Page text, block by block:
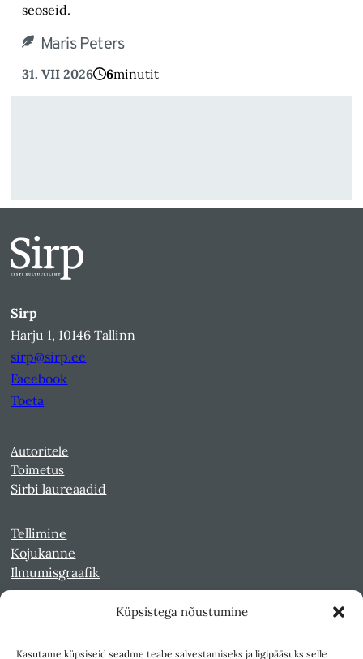
Küpsistega nõustumine
Kasutame küpsiseid seadme teabe salvestamiseks ja ligipääsuks selle
seoseid.
Maris Peters
31. VII 2026 6minutit
Sirp
Harju 1, 10146 Tallinn
sirp@sirp.ee
Facebook
Toeta
Autoritele
Toimetus
Sirbi laureaadid
Tellimine
Kojukanne
Ilmumisgraafik